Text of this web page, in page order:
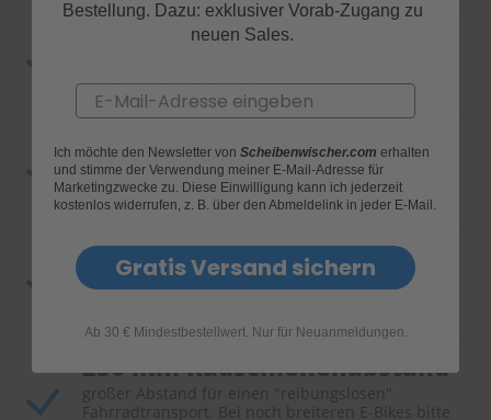
Plug & Drive
Schnellschlussverfahren
Erweiterbar
von zwei auf drei Fahrräder erweiterbar
abklappbar
Der Träger ist abklappbar - somit lässt sich der
230 mm Radschienenabstand
großer Abstand für einen "reibungslosen"
Fahrradtransport. Bei noch breiteren E-Bikes bitte
Bestellung. Dazu: exklusiver Vorab-Zugang zu
neuen Sales.
Email
Ich möchte den Newsletter von Scheibenwischer.com erhalten
und stimme der Verwendung meiner E-Mail-Adresse für
Marketingzwecke zu. Diese Einwilligung kann ich jederzeit
kostenlos widerrufen, z. B. über den Abmeldelink in jeder E-Mail.
Gratis Versand sichern
Ab 30 € Mindestbestellwert. Nur für Neuanmeldungen.